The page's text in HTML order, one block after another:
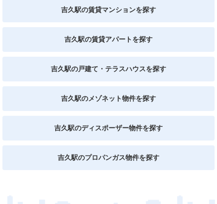
吉久駅の賃貸マンションを探す
吉久駅の賃貸アパートを探す
吉久駅の戸建て・テラスハウスを探す
吉久駅のメゾネット物件を探す
吉久駅のディスポーザー物件を探す
吉久駅のプロパンガス物件を探す